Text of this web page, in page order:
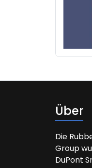
Über
Die
Group
DuPont